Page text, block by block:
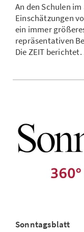
An den Schulen
Einschätzungen
ein immer
repräsentativen
Die ZEIT berichtet.
Sonntagsblatt